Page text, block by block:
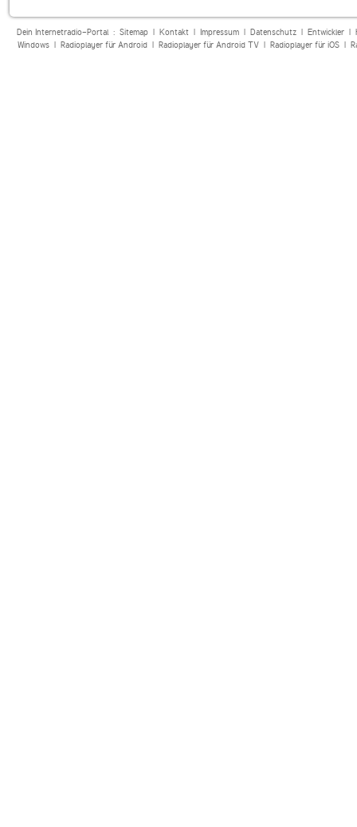
Dein Internetradio-Portal : Sitemap| Kontakt| Impressum| Datenschutz| Entwickler|
Windows| Radioplayer für Android| Radioplayer für Android TV| Radioplayer für iOS|